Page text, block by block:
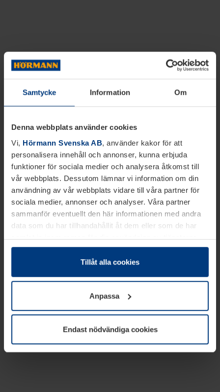
Samtycke Information Om
Denna webbplats använder cookies
Vi, Hörmann Svenska AB, använder kakor för att
personalisera innehåll och annonser, kunna erbjuda
funktioner för sociala medier och analysera åtkomst till
vår webbplats. Dessutom lämnar vi information om din
användning av vår webbplats vidare till våra partner för
sociala medier, annonser och analyser. Våra partner
sammanför eventuellt den här informationen med andra
data som du har tillhandahållit åt dem eller som de har
samlat in inom ramen för din användning av tjänsterna.
Juridiskt kan vi lagra kakor på din enhet, om de är
absolut nödvändiga för driften av den här webbplatsen.
godkännande kan du när som helst ändra eller återkalla i
informationen om kakor underDataskyddsförklaring
vår webbplats.
Tillåt alla cookies
Anpassa
Endast nödvändiga cookies